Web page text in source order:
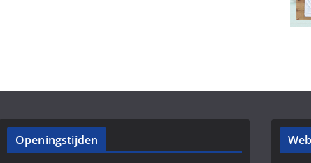
Openingstijden